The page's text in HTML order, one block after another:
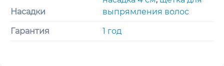
Насадки
выпрямления волос
Гарантия 1 год